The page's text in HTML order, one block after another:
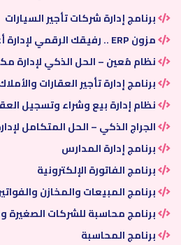
برنامج إدارة شركات تأجير السيارات
مزون ERP .. رفيقك الرقمي لإدارة أعمالك من مكان واحد
نظام مُعين – الحل الذكي لإدارة
برنامج إدارة تأجير العقارات
نظام إدارة بيع وشراء وتسجيل
الجراج الذكي – الحل المتكامل
برنامج إدارة المدارس
برنامج الفاتورة الإلكترونية
برنامج المبيعات والمخازن
برنامج محاسبة للشركات الصغيرة
برنامج المحاسبة